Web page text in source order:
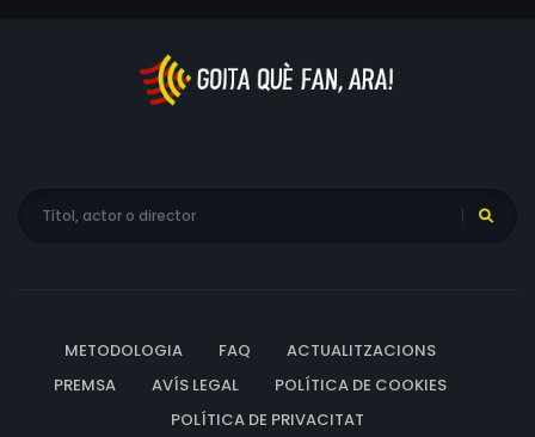
METODOLOGIA FAQ
ACTUALITZACIONS
PREMSA
AVÍS LEGAL
POLÍTICA DE COOKIES
POLÍTICA DE PRIVACITAT